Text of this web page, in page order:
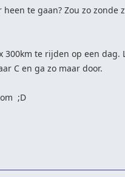
te gaan? Zou zo
te rijden op een
C en ga zo maar door.
;D